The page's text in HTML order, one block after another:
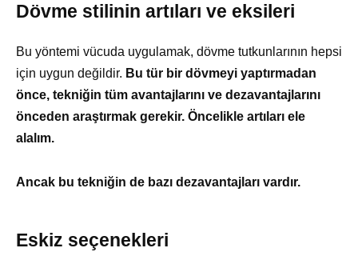
Dövme stilinin artıları ve eksileri
Bu yöntemi vücuda uygulamak, dövme tutkunlarının hepsi
için uygun değildir. Bu tür bir dövmeyi yaptırmadan
önce, tekniğin tüm avantajlarını ve dezavantajlarını
önceden araştırmak gerekir. Öncelikle artıları ele
alalım.
Ancak bu tekniğin de bazı dezavantajları vardır.
Eskiz seçenekleri